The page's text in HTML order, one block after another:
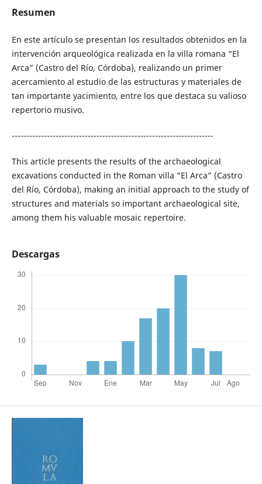
Resumen
En este artículo se presentan los resultados obtenidos en la
intervención arqueológica realizada en la villa romana “El
Arca” (Castro del Río, Córdoba), realizando un primer
acercamiento al estudio de las estructuras y materiales de
tan importante yacimiento, entre los que destaca su valioso
repertorio musivo.
---------------------------------------------------------------------
This article presents the results of the archaeological
excavations conducted in the Roman villa “El Arca” (Castro
del Río, Córdoba), making an initial approach to the study of
structures and materials so important archaeological site,
among them his valuable mosaic repertoire.
Descargas